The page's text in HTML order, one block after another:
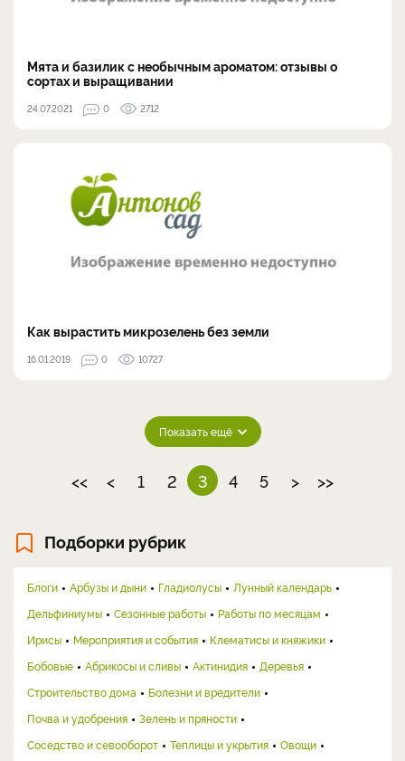
Мята и базилик с необычным ароматом: отзывы о
сортах и выращивании
24.07.2021 0 2712
Как вырастить микрозелень без земли
16.01.2019 0 10727
Показать ещё
<< < 1 2 3 4 5 > >>
Подборки рубрик
Блоги Арбузы и дыни Гладиолусы
Лунный календарь
Дельфиниумы
Сезонные работы
Работы по месяцам
Ирисы
Мероприятия и события
Клематисы и княжики
Бобовые
Абрикосы и сливы Актинидия
Деревья
Строительство дома
Болезни и вредители
Почва и удобрения
Зелень и пряности
Соседство и севооборот
Теплицы и укрытия Овощи